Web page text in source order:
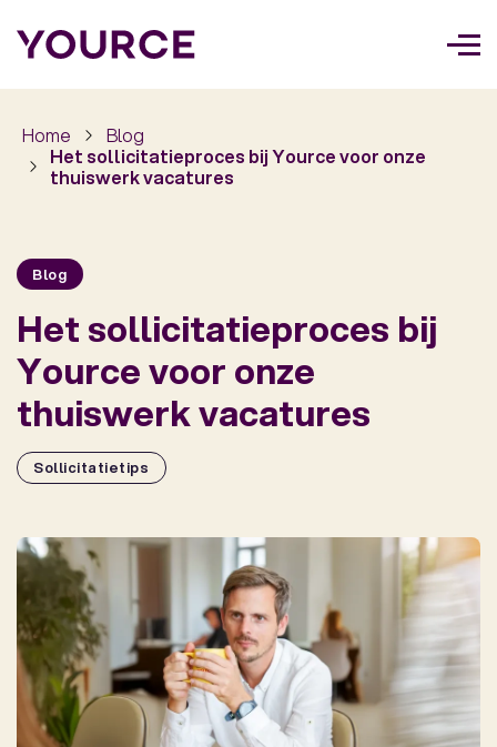
Home
Blog
Het sollicitatieproces bij Yource voor onze
thuiswerk vacatures
Blog
Het sollicitatieproces bij
Yource voor onze
thuiswerk vacatures
Sollicitatietips